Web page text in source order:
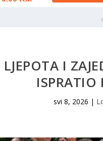
I
ISPRATIO
svi 8, 2026 |